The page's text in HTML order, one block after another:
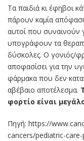
Τα παιδιά κι έφηβοι
πάρουν καμία απόφαση
αυτοί που συναινούν
υπογράφουν τα
δύσκολες. Ο γονιός/
αποφασίσει για την
φάρμακα που δεν
αβέβαιο αποτέλεσμα.
φορτίο είναι
Πηγή: https://
cancers/pediatric-